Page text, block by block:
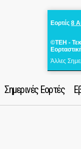
Εορτές 8
©ΤΕΗ -
Άλλες
Σημερινές Εορτές